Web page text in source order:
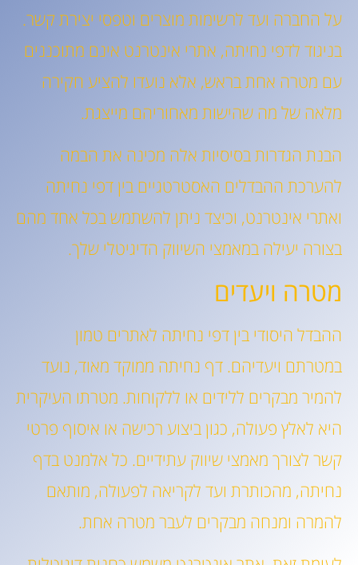
על החברה ועד לרשימות מוצרים וטפסי יצירת קשר.
בניגוד לדפי נחיתה, אתרי אינטרנט אינם מתוכננים
עם מטרה אחת בראש, אלא נועדו להציע חקירה
מלאה של מה שהישות מאחוריהם מייצגת.
הבנת הגדרות בסיסיות אלה מכינה את הבמה
להערכת ההבדלים האסטרטגיים בין דפי נחיתה
ואתרי אינטרנט, וכיצד ניתן להשתמש בכל אחד מהם
בצורה יעילה במאמצי השיווק הדיגיטלי שלך.
מטרה ויעדים
ההבדל היסודי בין דפי נחיתה לאתרים טמון
במטרתם ויעדיהם. דף נחיתה ממוקד מאוד, נועד
להמיר מבקרים ללידים או ללקוחות. מטרתו העיקרית
היא לאלץ פעולה, כגון ביצוע רכישה או איסוף פרטי
קשר לצורך מאמצי שיווק עתידיים. כל אלמנט בדף
נחיתה, מהכותרת ועד לקריאה לפעולה, מותאם
להמרה ומנחה מבקרים לעבר מטרה אחת.